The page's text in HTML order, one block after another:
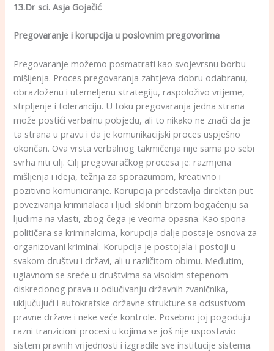
13.Dr sci. Asja Gojačić
Pregovaranje i korupcija u poslovnim pregovorima
Pregovaranje možemo posmatrati kao svojevrsnu borbu
mišljenja. Proces pregovaranja zahtjeva dobru odabranu,
obrazloženu i utemeljenu strategiju, raspoloživo vrijeme,
strpljenje i toleranciju. U toku pregovaranja jedna strana
može postići verbalnu pobjedu, ali to nikako ne znači da je
ta strana u pravu i da je komunikacijski proces uspješno
okončan. Ova vrsta verbalnog takmičenja nije sama po sebi
svrha niti cilj. Cilj pregovaračkog procesa je: razmjena
mišljenja i ideja, težnja za sporazumom, kreativno i
pozitivno komuniciranje. Korupcija predstavlja direktan put
povezivanja kriminalaca i ljudi sklonih brzom bogaćenju sa
ljudima na vlasti, zbog čega je veoma opasna. Kao spona
političara sa kriminalcima, korupcija dalje postaje osnova za
organizovani kriminal. Korupcija je postojala i postoji u
svakom društvu i državi, ali u različitom obimu. Međutim,
uglavnom se sreće u društvima sa visokim stepenom
diskrecionog prava u odlučivanju državnih zvaničnika,
uključujući i autokratske državne strukture sa odsustvom
pravne države i neke veće kontrole. Posebno joj pogoduju
razni tranzicioni procesi u kojima se još nije uspostavio
sistem pravnih vrijednosti i izgradile sve institucije sistema.